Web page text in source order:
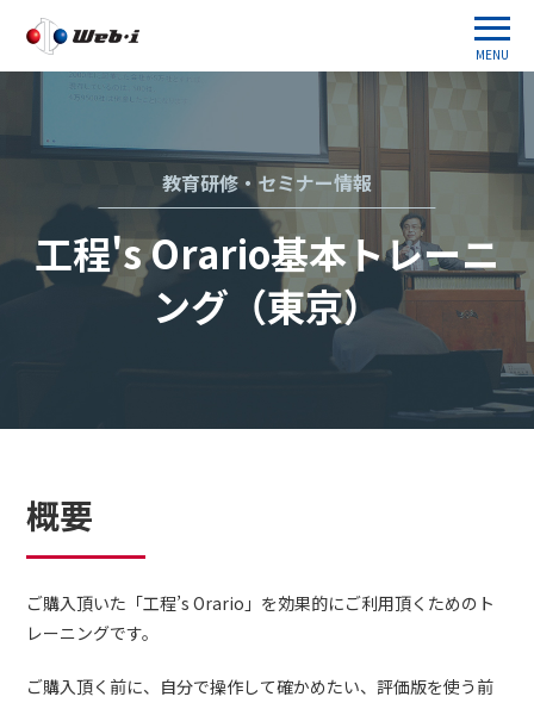
MENU
教育研修・セミナー情報
工程's Orario基本トレーニ
ング（東京）
概要
ご購入頂いた「工程’s Orario」を効果的にご利用頂くためのト
レーニングです。
ご購入頂く前に、自分で操作して確かめたい、評価版を使う前